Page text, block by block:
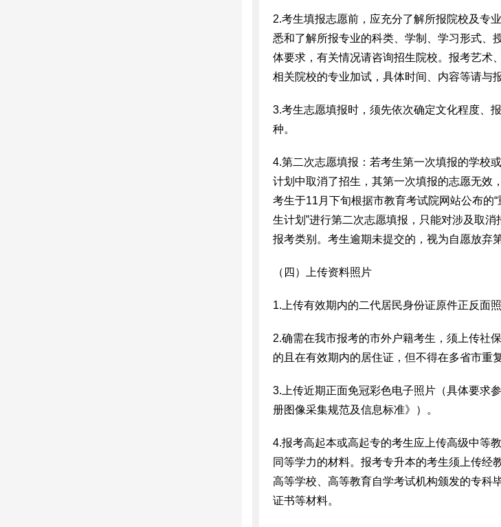
2.考生填报志愿前，应充分了解所报院校及专
悉和了解所报专业的科类、学制、学习形式、
体要求，有关情况请咨询招生院校。报考艺术
相关院校的专业加试，具体时间、内容等请与
3.考生志愿填报时，须先依次确定文化程度、
种。
4.第二次志愿填报：若考生第一次填报的学校
计划中取消了招生，其第一次填报的志愿无效
考生于11月下旬根据市教育考试院网站公布的
生计划”进行第二次志愿填报，只能对涉及取
报考类别。考生逾期未提交的，视为自愿放弃
（四）上传资料照片
1.上传有效期内的二代居民身份证原件正反面
2.确需在我市报考的市外户籍考生，须上传社
的且在有效期内的居住证，但不得在多省市重
3.上传近期正面免冠彩色电子照片（具体要求
册图像采集规范及信息标准》）。
4.报考高起本或高起专的考生应上传高级中等
同等学力的材料。报考专升本的考生须上传经
高等学校、高等教育自学考试机构颁发的专科
证书等材料。